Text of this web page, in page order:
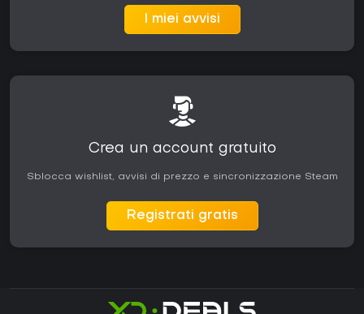
I miei avvisi
Crea un account gratuito
Sblocca wishlist, avvisi di prezzo e sincronizzazione Steam
Registrati gratis